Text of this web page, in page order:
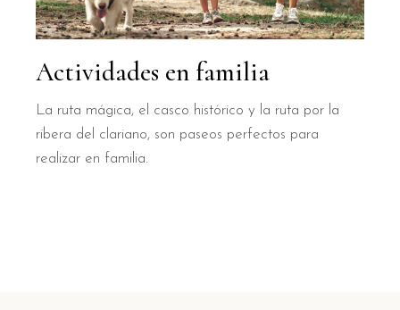
Actividades en familia
La ruta mágica, el casco histórico y la ruta por la
ribera del clariano, son paseos perfectos para
realizar en familia.